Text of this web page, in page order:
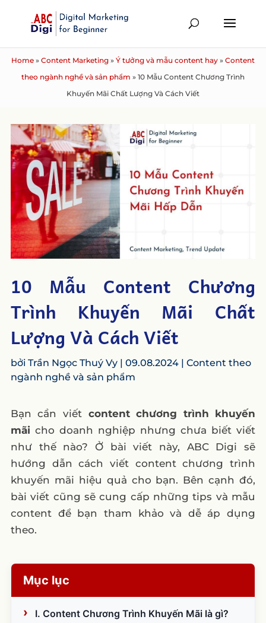
Home » Content Marketing » Ý tưởng và mẫu content hay » Content
theo ngành nghề và sản phẩm » 10 Mẫu Content Chương Trình
Khuyến Mãi Chất Lượng Và Cách Viết
10 Mẫu Content Chương
Trình Khuyến Mãi Chất
Lượng Và Cách Viết
bởi Trần Ngọc Thuý Vy| 09.08.2024| Content theo
ngành nghề và sản phẩm
Bạn cần viết content chương trình khuyến
mãi cho doanh nghiệp nhưng chưa biết viết
như thế nào? Ở bài viết này, ABC Digi sẽ
hướng dẫn cách viết content chương trình
khuyến mãi hiệu quả cho bạn. Bên cạnh đó,
bài viết cũng sẽ cung cấp những tips và mẫu
content để bạn tham khảo và dễ áp dụng
theo.
Mục lục
I. Content Chương Trình Khuyến Mãi là gì?